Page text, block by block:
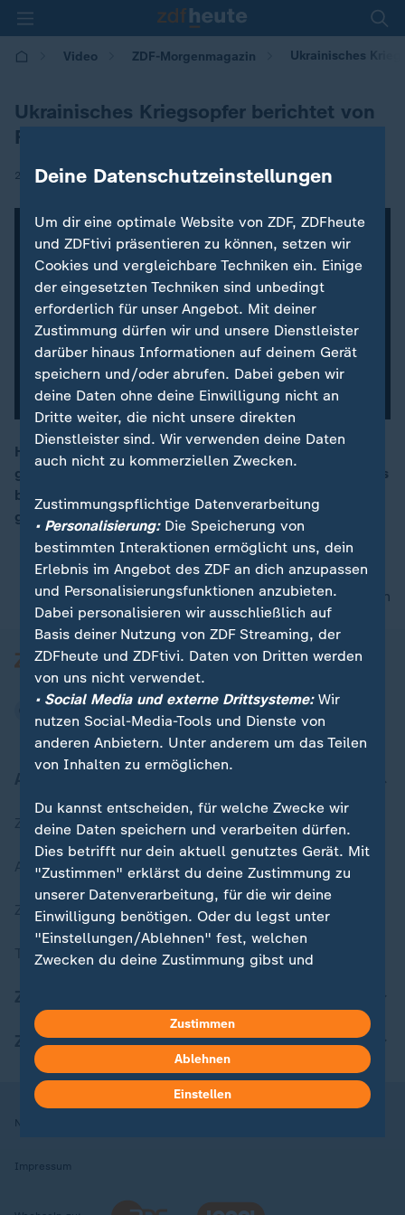
Video ZDF-Morgenmagazin Ukrainisches
Ukrainisches Kriegsopfer berichtet von
Flucht
20.05.2022 | 05:30
Hanna Polonska ist vor dem Krieg in der Ukraine
geflohen. Davon hat sie Abgeordneten des Bundestags
berichtet und klare Forderungen an Deutschland
gestellt.
nach oben
Zuletzt veröffentlicht
Aktuelle Sendungs-Videos
ZDFheute Stories
Themen im Überblick
ZDFheute Apps
Nutzungsbedingungen
Impressum
Deine Datenschutzeinstellungen
Um dir eine optimale Website von ZDF, ZDFheute
und ZDFtivi präsentieren zu können, setzen wir
Cookies und vergleichbare Techniken ein. Einige
der eingesetzten Techniken sind unbedingt
erforderlich für unser Angebot. Mit deiner
Zustimmung dürfen wir und unsere Dienstleister
darüber hinaus Informationen auf deinem Gerät
speichern und/oder abrufen. Dabei geben wir
deine Daten ohne deine Einwilligung nicht an
Dritte weiter, die nicht unsere direkten
Dienstleister sind. Wir verwenden deine Daten
auch nicht zu kommerziellen Zwecken.
Zustimmungspflichtige Datenverarbeitung
• Personalisierung:Die Speicherung von
bestimmten Interaktionen ermöglicht uns, dein
Erlebnis im Angebot des ZDF an dich anzupassen
und Personalisierungsfunktionen anzubieten.
Dabei personalisieren wir ausschließlich auf
Basis deiner Nutzung von ZDF Streaming, der
ZDFheute und ZDFtivi. Daten von Dritten werden
von uns nicht verwendet.
• Social Media und externe Drittsysteme:Wir
nutzen Social-Media-Tools und Dienste von
anderen Anbietern. Unter anderem um das Teilen
von Inhalten zu ermöglichen.
Du kannst entscheiden, für welche Zwecke wir
deine Daten speichern und verarbeiten dürfen.
Dies betrifft nur dein aktuell genutztes Gerät. Mit
"Zustimmen" erklärst du deine Zustimmung zu
unserer Datenverarbeitung, für die wir deine
Einwilligung benötigen. Oder du legst unter
"Einstellungen/Ablehnen" fest, welchen
Zwecken du deine Zustimmung gibst und
in deinen Einstellungen widerrufen oder ändern.
Hier findest du das Impressum.
Weitere Informationen findest du in unserer
Datenschutzerklärung.
Zustimmen
Ablehnen
Einstellen